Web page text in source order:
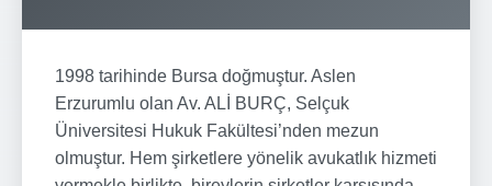
1998 tarihinde Bursa doğmuştur. Aslen
Erzurumlu olan Av. ALİ BURÇ, Selçuk
Üniversitesi Hukuk Fakültesi’nden mezun
olmuştur. Hem şirketlere yönelik avukatlık hizmeti